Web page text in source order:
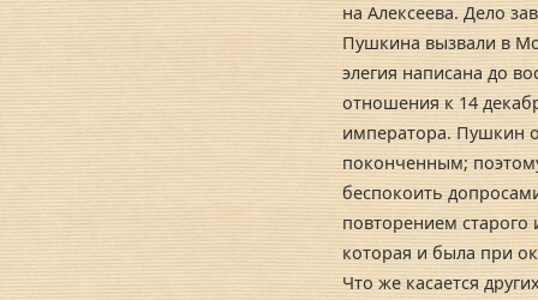
на Алексеева. Дело
Пушкина вызвали в
элегия написана до
отношения к 14
императора. Пушкин
поконченным;
беспокоить
повторением
которая и была при
Что же касается